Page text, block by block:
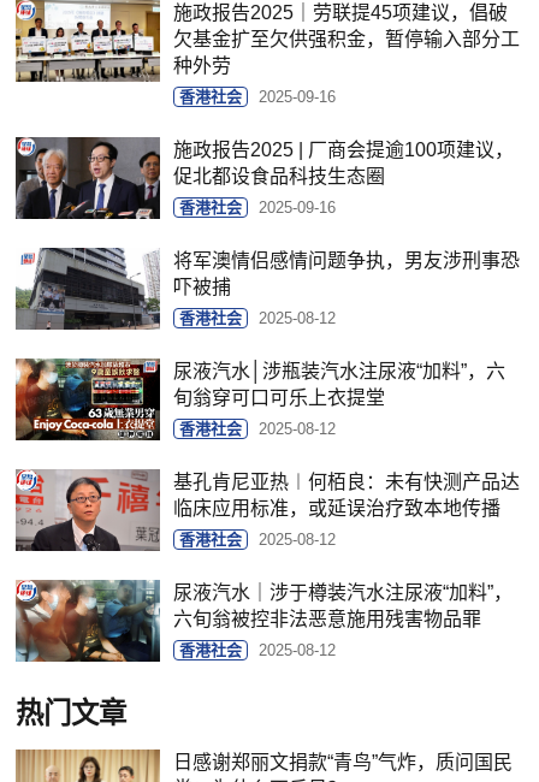
施政报告2025｜劳联提45项建议，倡破
欠基金扩至欠供强积金，暂停输入部分工
种外劳
香港社会 2025-09-16
施政报告2025 | 厂商会提逾100项建议，
促北都设食品科技生态圈
香港社会 2025-09-16
将军澳情侣感情问题争执，男友涉刑事恐
吓被捕
香港社会 2025-08-12
尿液汽水│涉瓶装汽水注尿液“加料”，六
旬翁穿可口可乐上衣提堂
香港社会 2025-08-12
基孔肯尼亚热︱何栢良：未有快测产品达
临床应用标准，或延误治疗致本地传播
香港社会 2025-08-12
尿液汽水｜涉于樽装汽水注尿液“加料”，
六旬翁被控非法恶意施用残害物品罪
香港社会 2025-08-12
热门文章
日感谢郑丽文捐款“青鸟”气炸，质问国民